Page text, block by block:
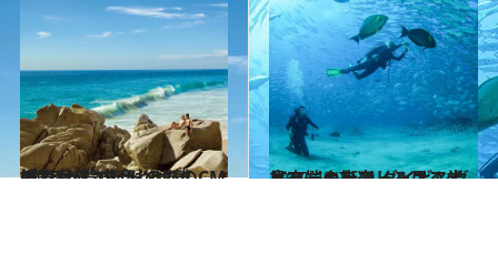
2015.1.3
ポカリスエットのあのCMの舞台は “恋人”と“離婚”とが背中合わせ
旅＆お出かけ 2017.6.17
バハ・カリフォルニア半島突端の街で ダイビングとアートを楽しみ尽くす
旅＆お出かけ